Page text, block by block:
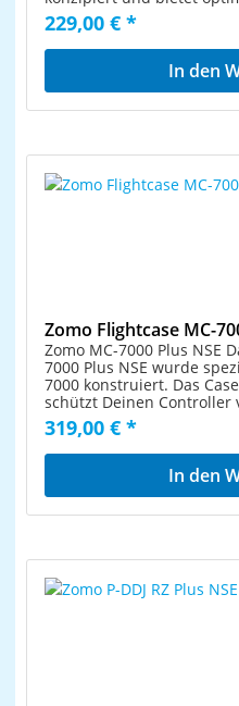
einen Roland DJ-808
ausfahrbaren Laptop-
praktische Workstation
Handumdrehen
808Solide Konstruktion
eingelassener
ermöglichen Platzierung
komplett abnehmbare
229,00 € *
In den
Zomo Flightcase MC-
Zomo MC-7000 Plus NSE Das Zomo Flightcase MC-
7000 Plus NSE wurde
7000 konstruiert. Das
schützt Deinen Controller
sonstigen Beschädigungen. Zomo NSE Cases sind
absolut road- und
Flightcases der NSE
Equipmentcase aus
widerstandfähigen 9 mm
Blickfang dar! Die
und dadurch extrem
unempfindlich gegen
319,00 € *
In den